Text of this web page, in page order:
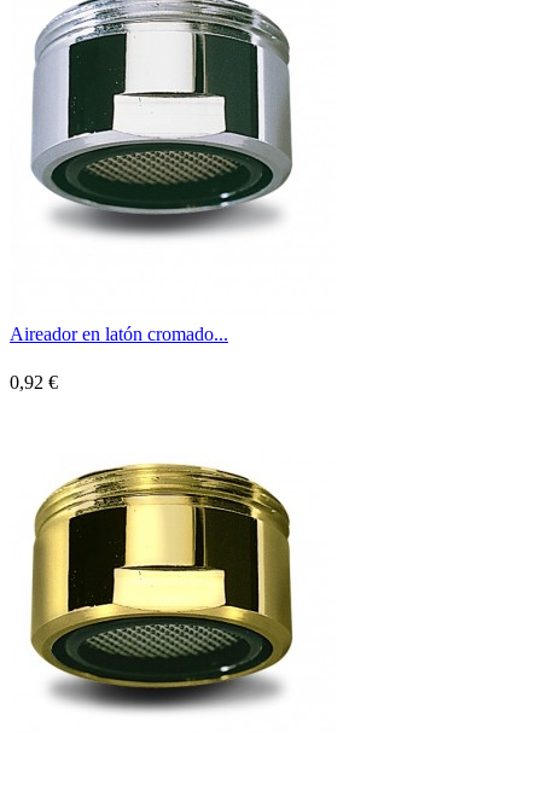
Aireador en latón cromado...
0,92 €